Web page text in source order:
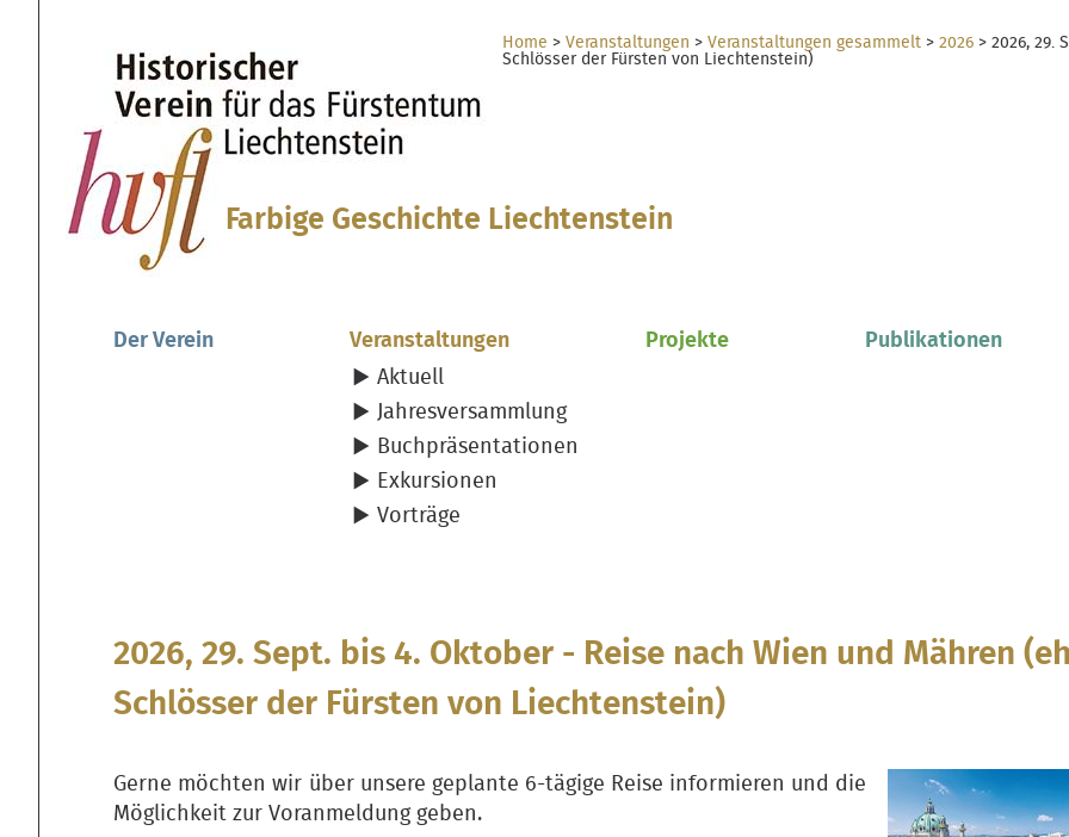
Navigation
Home >Veranstaltungen >Veranstaltungen gesammelt >2026 >2026, 29.
Schlösser der Fürsten von Liechtenstein)
Farbige Geschichte Liechtenstein
Sektionen
Der Verein
Veranstaltungen
Aktuell
Jahresversammlung
Buchpräsentationen
Exkursionen
Vorträge
Projekte Publikationen
2026, 29. Sept. bis 4. Oktober - Reise nach Wien und Mähren
Schlösser der Fürsten von Liechtenstein)
Gerne möchten wir über unsere geplante 6-tägige Reise informieren und die
Möglichkeit zur Voranmeldung geben.